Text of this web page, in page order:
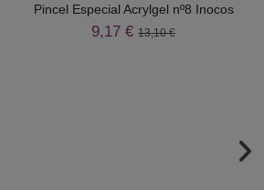
Pincel Especial Acrylgel nº8 Inocos
9,17 € 13,10 €